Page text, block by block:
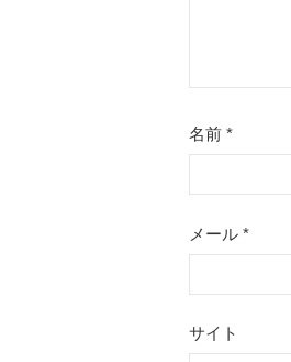
名前 *
メール *
サイト